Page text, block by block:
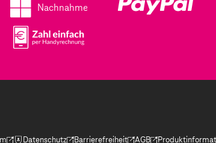
neuen Tab geöffnet)
Nachnahme
Datenschutz Barrierefreiheit AGB